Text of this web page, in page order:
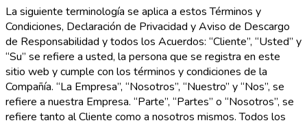
La siguiente terminología se aplica a estos Términos y
Condiciones, Declaración de Privacidad y Aviso de Descargo
de Responsabilidad y todos los Acuerdos: “Cliente”, “Usted” y
“Su” se refiere a usted, la persona que se registra en este
sitio web y cumple con los términos y condiciones de la
Compañía. “La Empresa”, “Nosotros”, “Nuestro” y “Nos”, se
refiere a nuestra Empresa. “Parte”, “Partes” o “Nosotros”, se
refiere tanto al Cliente como a nosotros mismos. Todos los